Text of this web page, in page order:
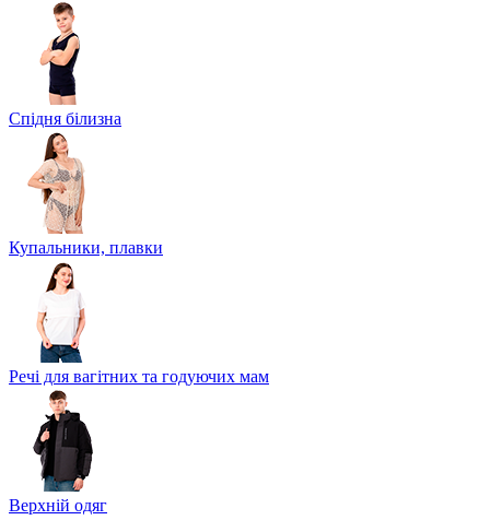
Спідня білизна
Купальники, плавки
Речі для вагітних та годуючих мам
Верхній одяг